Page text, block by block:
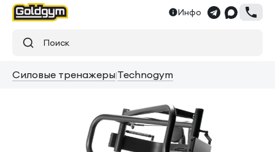
Инфо
Поиск
Силовые тренажеры|Technogym